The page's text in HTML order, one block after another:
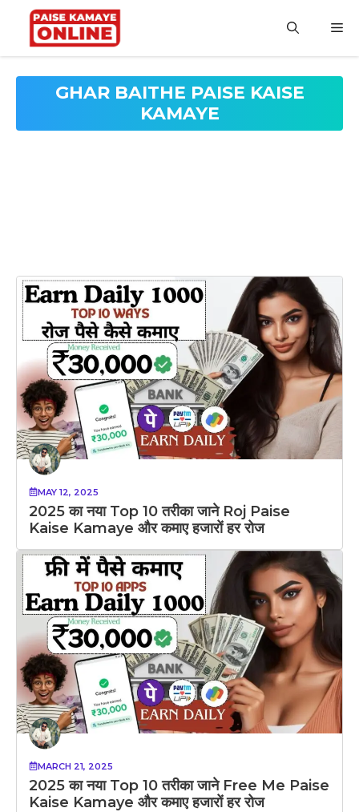
content
GHAR BAITHE PAISE KAISE
KAMAYE
MAY 12, 2025
2025 का नया Top 10 तरीका जाने Roj Paise
Kaise Kamaye और कमाए हजारों हर रोज
MARCH 21, 2025
2025 का नया Top 10 तरीका जाने Free Me Paise
Kaise Kamaye और कमाए हजारों हर रोज